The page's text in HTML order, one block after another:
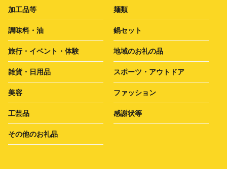
加工品等 麺類
調味料・油 鍋セット
旅行・イベント・体験 地域のお礼の品
雑貨・日用品 スポーツ・アウトドア
美容 ファッション
工芸品 感謝状等
その他のお礼品